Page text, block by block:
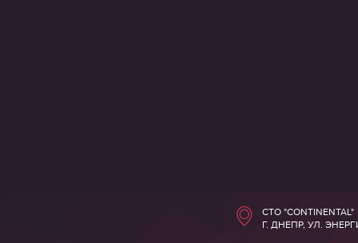
СТО "CONTINENTAL"
Г. ДНЕПР, УЛ.